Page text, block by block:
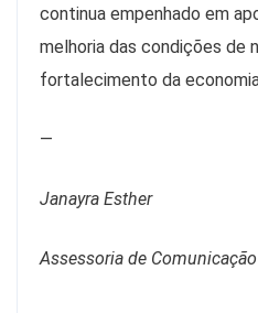
continua empenhado em
melhoria das condições de
fortalecimento da
—
Janayra Esther
Assessoria de Comunicação